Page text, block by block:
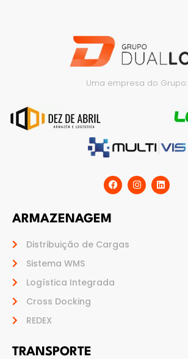
Uma empresa do Grupo:
ARMAZENAGEM
Distribuição de Cargas
Sistema WMS
Logística Integrada
Cross Docking
REDEX
TRANSPORTE